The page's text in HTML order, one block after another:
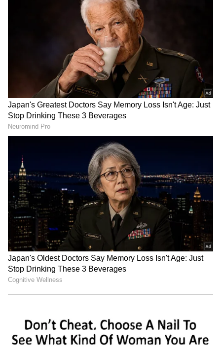
UPI Payments: యూపీఐ
పేమెంట్స్‌పై ఛార్జీలు.? క్లారిటీ
Recharge plan: జియో
యూజ‌ర్ల‌కు పండ‌గే.. రూ. 550కే 15
ఓటీటీ యాప్‌లు
LATEST VIDEOS
లాల్ దర్వాజా బోనాల ఉత్సవాల్లో కేటీఆర్ |
KTR | Lal Darwaza Bonalu
Celebrations
Peddi Sudarshan Reddy కుటుంబానికి
రూ.2.25 కోట్ల ఆర్థిక సాయం | KCR |
Asianet News Telugu